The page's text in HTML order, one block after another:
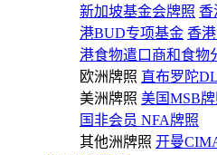
新加坡基金会牌照 香
港BUD专项基金 香
港食物遣口商和食物
欧洲牌照 直布罗陀
美洲牌照 美国MSB
国非会员 NFA牌照
其他洲牌照 开曼